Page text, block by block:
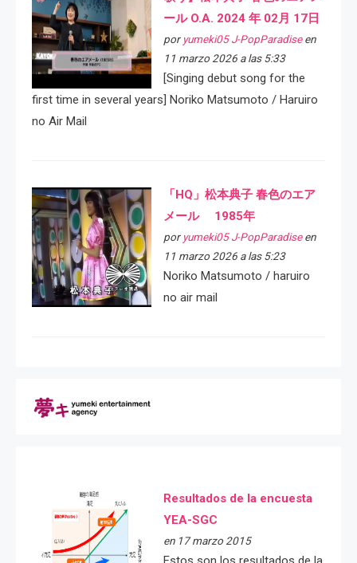
ール O.A. 2024 年 02月 17日
por yumeki05 J-PopParadiseen
11 marzo 2026 a las 5:33
[Singing debut song for the
first time in several years] Noriko Matsumoto / Haruiro
no Air Mail
「HQ」松本典子 春色のエア
メール 1985年
por yumeki05 J-PopParadiseen
11 marzo 2026 a las 5:23
Noriko Matsumoto / haruiro
no air mail
Resultados de la encuesta
YEA-SGC
en 17 marzo 2015